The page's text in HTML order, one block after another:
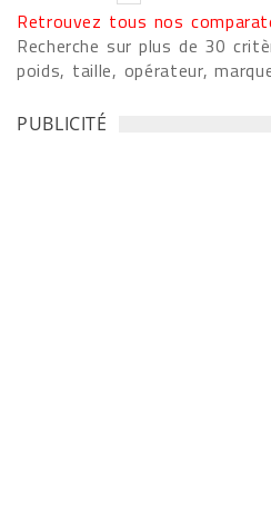
Retrouvez tous nos
Recherche sur plus de 30
poids, taille, opérateur,
PUBLICITÉ